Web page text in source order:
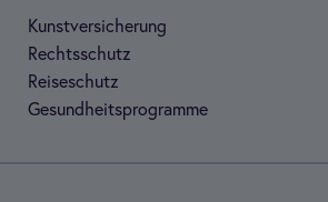
Kunst­ver­si­che­rung
Rechts­schutz
Rei­se­schutz
Gesund­heits­pro­gramme